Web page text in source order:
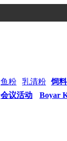
鱼粉 乳清粉 饲
会议活动
Boyar